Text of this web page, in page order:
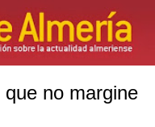
no margine